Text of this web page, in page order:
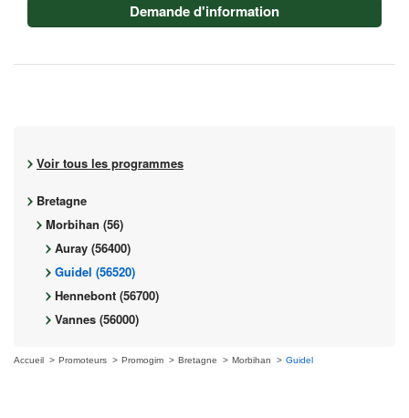
Demande d'information
Voir tous les programmes
Bretagne
Morbihan (56)
Auray (56400)
Guidel (56520)
Hennebont (56700)
Vannes (56000)
Accueil Promoteurs Promogim Bretagne Morbihan Guidel